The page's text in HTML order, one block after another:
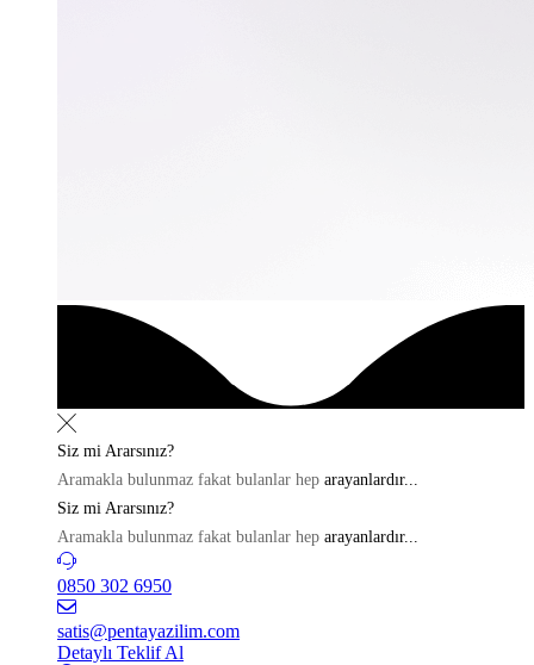
Siz mi Ararsınız?
Aramakla bulunmaz fakat bulanlar hep arayanlardır...
Siz mi Ararsınız?
Aramakla bulunmaz fakat bulanlar hep arayanlardır...
0850 302 6950
satis@pentayazilim.com
Detaylı Teklif Al